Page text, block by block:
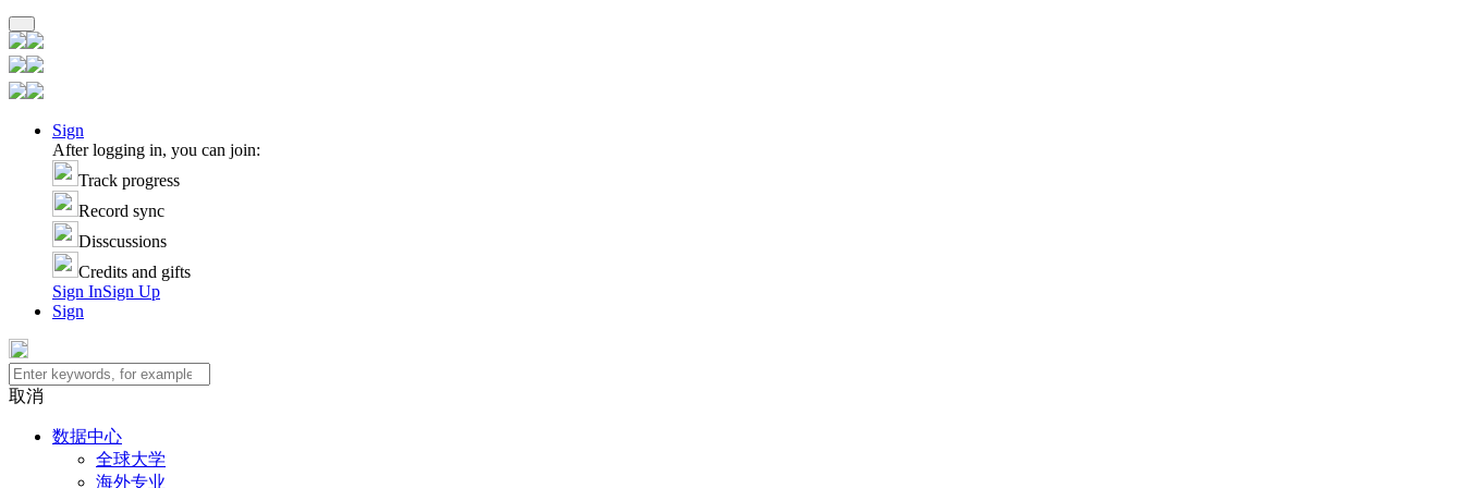
Sign
After logging in, you can join:
Track progress
Record sync
Disscussions
Credits and gifts
Sign InSign Up
Sign
取消
数据中心
全球大学
海外专业